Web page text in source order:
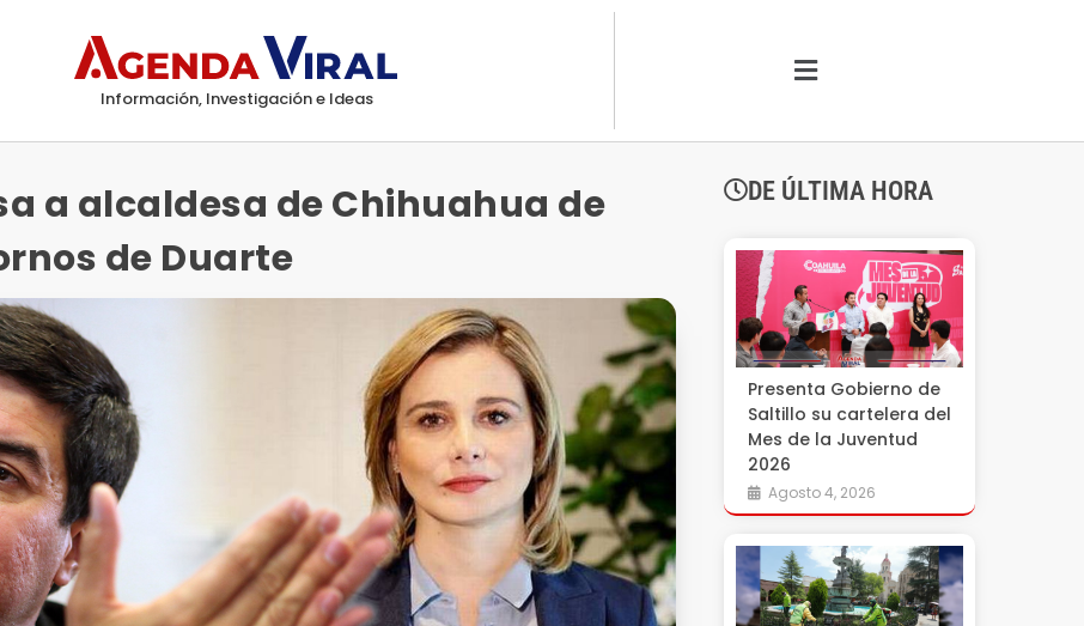
Información, Investigación e Ideas
a alcaldesa de Chihuahua de
de Duarte
DE ÚLTIMA HORA
Presenta Gobierno de
Saltillo su cartelera del
Mes de la Juventud
2026
Agosto 4, 2026